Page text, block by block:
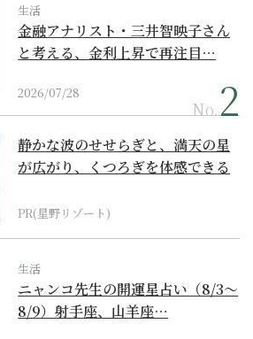
生活
金融アナリスト・三井智映子さん
と考える、金利上昇で再注目…
2026/07/28
No.
静かな波のせせらぎと、満天の星
が広がり、くつろぎを体感できる
PR(星野リゾート)
生活
ニャンコ先生の開運星占い（8/3～
8/9）射手座、山羊座…